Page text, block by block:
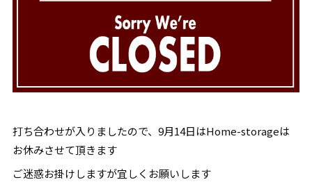
打ち合わせが入りましたので、9月14日はHome-storageは
お休みさせて頂きます
ご迷惑お掛けしますが宜しくお願いします